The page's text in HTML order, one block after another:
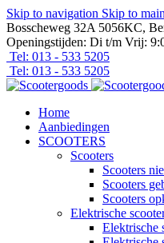
Skip to navigation Skip to
Bosscheweg 32A 5056KC,
Openingstijden: Di t/m Vrij:
Tel: 013 - 533 5205
Tel: 013 - 533 5205
Home
Aanbiedingen
SCOOTERS
Scooters
Scooters
Scooters
Scooters
Elektrische
Elektrische